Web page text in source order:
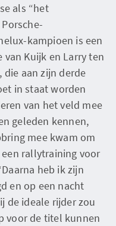
als “het
kampioen is een
van Kuijk en Larry ten
die aan zijn derde
in staat worden
van het veld mee
geleden kennen,
mee kwam om
rallytraining voor
heb ik zijn
en op een nacht
de ideale rijder zou
voor de titel kunnen